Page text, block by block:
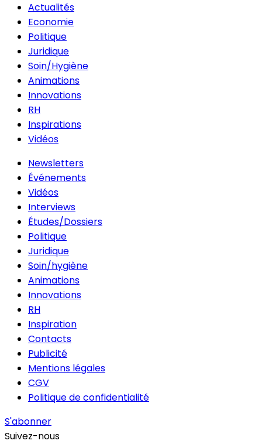
Actualités
Economie
Politique
Juridique
Soin/Hygiène
Animations
Innovations
RH
Inspirations
Vidéos
Newsletters
Événements
Vidéos
Interviews
Études/Dossiers
Politique
Juridique
Soin/hygiène
Animations
Innovations
RH
Inspiration
Contacts
Publicité
Mentions légales
CGV
Politique de confidentialité
S'abonner
Suivez-nous